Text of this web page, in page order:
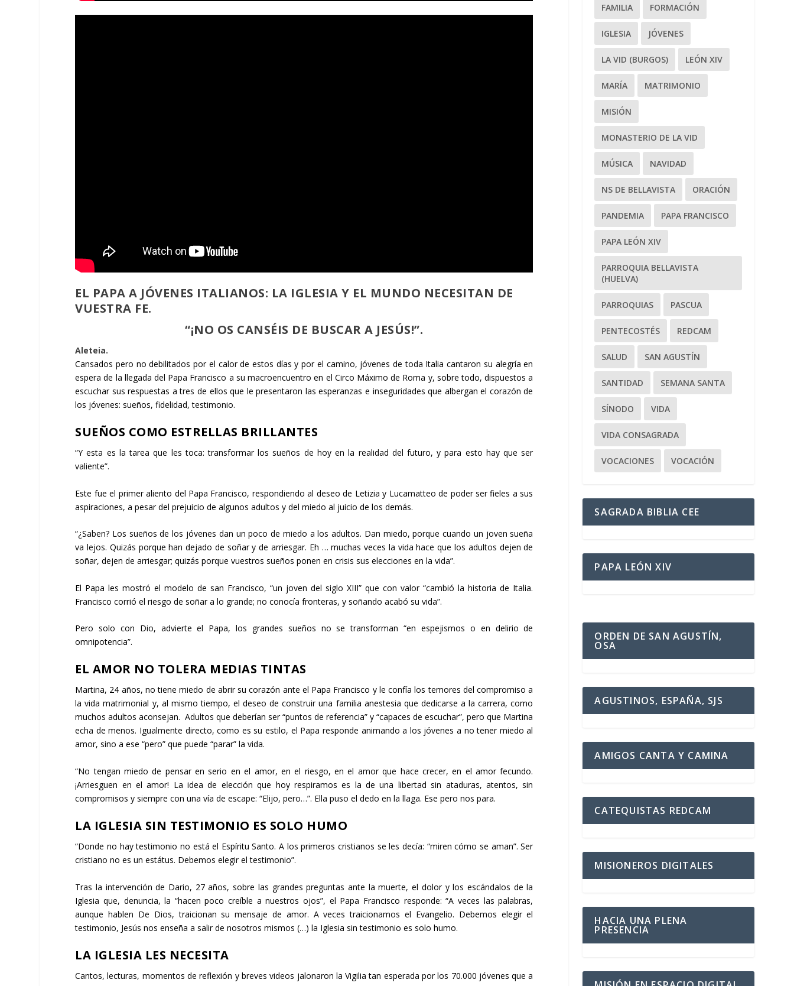
EL PAPA A JÓVENES ITALIANOS: LA IGLESIA Y EL MUNDO NECESITAN DE
VUESTRA FE.
“¡NO OS CANSÉIS DE BUSCAR A JESÚS!”.
Aleteia.
Cansados pero no debilitados por el calor de estos días y por el camino, jóvenes de toda Italia cantaron su alegría en
espera de la llegada del Papa Francisco a su macroencuentro en el Circo Máximo de Roma y, sobre todo, dispuestos a
escuchar sus respuestas a tres de ellos que le presentaron las esperanzas e inseguridades que albergan el corazón de
los jóvenes: sueños, fidelidad, testimonio.
SUEÑOS COMO ESTRELLAS BRILLANTES
“Y esta es la tarea que les toca: transformar los sueños de hoy en la realidad del futuro, y para esto hay que ser
valiente”.
Este fue el primer aliento del Papa Francisco, respondiendo al deseo de Letizia y Lucamatteo de poder ser fieles a sus
aspiraciones, a pesar del prejuicio de algunos adultos y del miedo al juicio de los demás.
“¿Saben? Los sueños de los jóvenes dan un poco de miedo a los adultos. Dan miedo, porque cuando un joven sueña
va lejos. Quizás porque han dejado de soñar y de arriesgar. Eh … muchas veces la vida hace que los adultos dejen de
soñar, dejen de arriesgar; quizás porque vuestros sueños ponen en crisis sus elecciones en la vida”.
El Papa les mostró el modelo de san Francisco, “un joven del siglo XIII” que con valor “cambió la historia de Italia.
Francisco corrió el riesgo de soñar a lo grande; no conocía fronteras, y soñando acabó su vida”.
Pero solo con Dio, advierte el Papa, los grandes sueños no se transforman “en espejismos o en delirio de
omnipotencia”.
EL AMOR NO TOLERA MEDIAS TINTAS
Martina, 24 años, no tiene miedo de abrir su corazón ante el Papa Francisco y le confía los temores del compromiso a
la vida matrimonial y, al mismo tiempo, el deseo de construir una familia anestesia que dedicarse a la carrera, como
muchos adultos aconsejan. Adultos que deberían ser “puntos de referencia” y “capaces de escuchar”, pero que Martina
echa de menos. Igualmente directo, como es su estilo, el Papa responde animando a los jóvenes a no tener miedo al
amor, sino a ese “pero” que puede “parar” la vida.
“No tengan miedo de pensar en serio en el amor, en el riesgo, en el amor que hace crecer, en el amor fecundo.
¡Arriesguen en el amor! La idea de elección que hoy respiramos es la de una libertad sin ataduras, atentos, sin
compromisos y siempre con una vía de escape: “Elijo, pero…”. Ella puso el dedo en la llaga. Ese pero nos para.
LA IGLESIA SIN TESTIMONIO ES SOLO HUMO
“Donde no hay testimonio no está el Espíritu Santo. A los primeros cristianos se les decía: “miren cómo se aman”. Ser
cristiano no es un estátus. Debemos elegir el testimonio”.
Tras la intervención de Dario, 27 años, sobre las grandes preguntas ante la muerte, el dolor y los escándalos de la
Iglesia que, denuncia, la “hacen poco creíble a nuestros ojos”, el Papa Francisco responde: “A veces las palabras,
aunque hablen De Dios, traicionan su mensaje de amor. A veces traicionamos el Evangelio. Debemos elegir el
testimonio, Jesús nos enseña a salir de nosotros mismos (…) la Iglesia sin testimonio es solo humo.
LA IGLESIA LES NECESITA
Cantos, lecturas, momentos de reflexión y breves videos jalonaron la Vigilia tan esperada por los 70.000 jóvenes que a
FAMILIA FORMACIÓN
IGLESIA JÓVENES
LA VID (BURGOS) LEÓN XIV
MARÍA MATRIMONIO
MISIÓN
MONASTERIO DE LA VID
MÚSICA NAVIDAD
NS DE BELLAVISTA ORACIÓN
PANDEMIA PAPA FRANCISCO
PAPA LEÓN XIV
PARROQUIA BELLAVISTA
(HUELVA)
PARROQUIAS PASCUA
PENTECOSTÉS REDCAM
SALUD SAN AGUSTÍN
SANTIDAD SEMANA SANTA
SÍNODO VIDA
VIDA CONSAGRADA
VOCACIONES VOCACIÓN
SAGRADA BIBLIA CEE
PAPA LEÓN XIV
ORDEN DE SAN AGUSTÍN,
OSA
AGUSTINOS, ESPAÑA, SJS
AMIGOS CANTA Y CAMINA
CATEQUISTAS REDCAM
MISIONEROS DIGITALES
HACIA UNA PLENA
PRESENCIA